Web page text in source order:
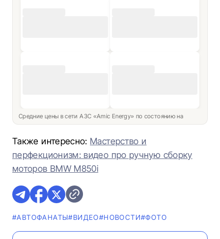
Средние цены в сети АЗС «Amic Energy» по состоянию на
Также интересно: Мастерство и
перфекционизм: видео про ручную сборку
моторов BMW M850i
#AВТОФАНАТЫ#ВИДЕО#НОВОСТИ#ФОТО